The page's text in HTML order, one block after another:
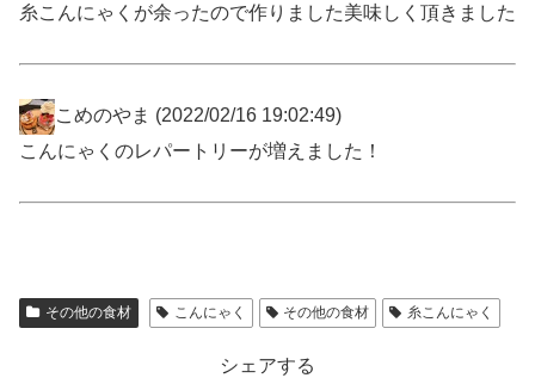
糸こんにゃくが余ったので作りました美味しく頂きました
こめのやま (2022/02/16 19:02:49)
こんにゃくのレパートリーが増えました！
その他の食材 こんにゃく その他の食材 糸こんにゃく
シェアする